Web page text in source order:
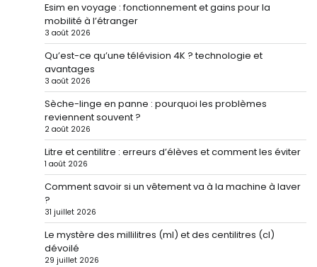
Esim en voyage : fonctionnement et gains pour la
mobilité à l’étranger
3 août 2026
Qu’est-ce qu’une télévision 4K ? technologie et
avantages
3 août 2026
Sèche-linge en panne : pourquoi les problèmes
reviennent souvent ?
2 août 2026
Litre et centilitre : erreurs d’élèves et comment les éviter
1 août 2026
Comment savoir si un vêtement va à la machine à laver
?
31 juillet 2026
Le mystère des millilitres (ml) et des centilitres (cl)
dévoilé
29 juillet 2026